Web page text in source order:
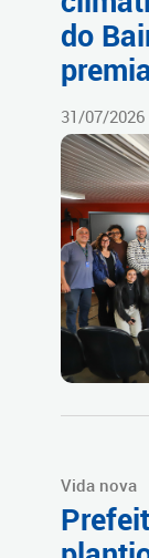
do
31/07/2026
Vida nova